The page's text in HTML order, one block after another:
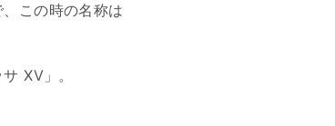
この時の名称は
XV」。